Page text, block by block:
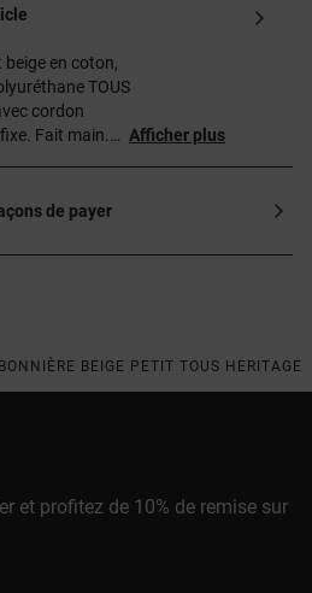
en coton,
TOUS
cordon
Fait main.
Afficher plus
de payer
BEIGE PETIT TOUS HERITAGE
et profitez de 10% de remise sur